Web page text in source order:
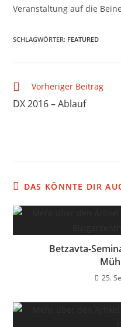
Veranstaltung auf die
SCHLAGWÖRTER: FEATURED
Vorheriger Beitrag
DX 2016 – Ablauf
DAS KÖNNTE DIR
Betzavta-
25.